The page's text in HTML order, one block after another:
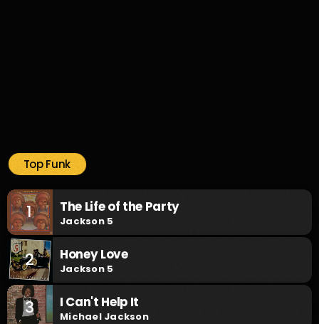
Top Funk
1 The Life of the Party
Jackson 5
2 Honey Love
Jackson 5
3 I Can't Help It
Michael Jackson